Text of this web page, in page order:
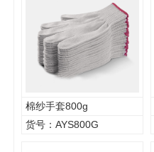
棉纱手套800g
货号：AYS800G